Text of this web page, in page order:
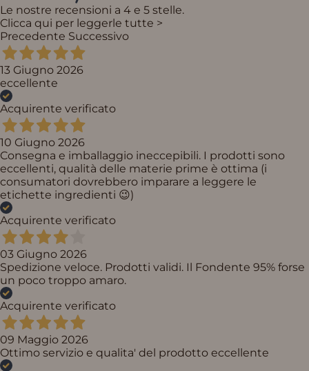
Le nostre recensioni a 4 e 5 stelle.
Clicca qui per leggerle tutte >
Precedente Successivo
13 Giugno 2026
eccellente
Acquirente verificato
10 Giugno 2026
Consegna e imballaggio ineccepibili. I prodotti sono
eccellenti, qualità delle materie prime è ottima (i
consumatori dovrebbero imparare a leggere le
etichette ingredienti 😉)
Acquirente verificato
03 Giugno 2026
Spedizione veloce. Prodotti validi. Il Fondente 95% forse
un poco troppo amaro.
Acquirente verificato
09 Maggio 2026
Ottimo servizio e qualita' del prodotto eccellente